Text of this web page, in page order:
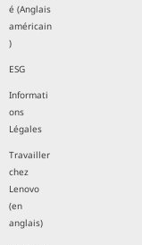
é (Anglais
américain
)
ESG
Informati
ons
Légales
Travailler
chez
Lenovo
(en
anglais)